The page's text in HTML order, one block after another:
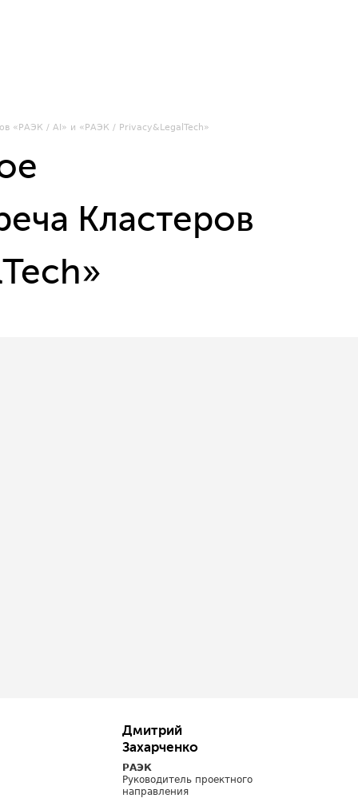
«РАЭК / AI» и «РАЭК / Privacy&LegalTech»
Кластеров
Дмитрий
Захарченко
РАЭК
Руководитель проектного
направления